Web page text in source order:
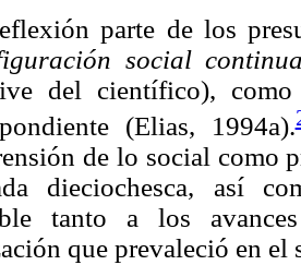
parte de los
social
del científico),
(Elias, 1994a).
de lo social como
dieciochesca, así
tanto a los
que prevaleció en